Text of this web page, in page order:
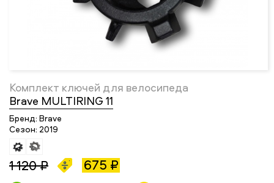
Комплект ключей для велосипеда
Brave MULTIRING 11
Бренд: Brave
Сезон: 2019
1 120 ₽ 675 ₽